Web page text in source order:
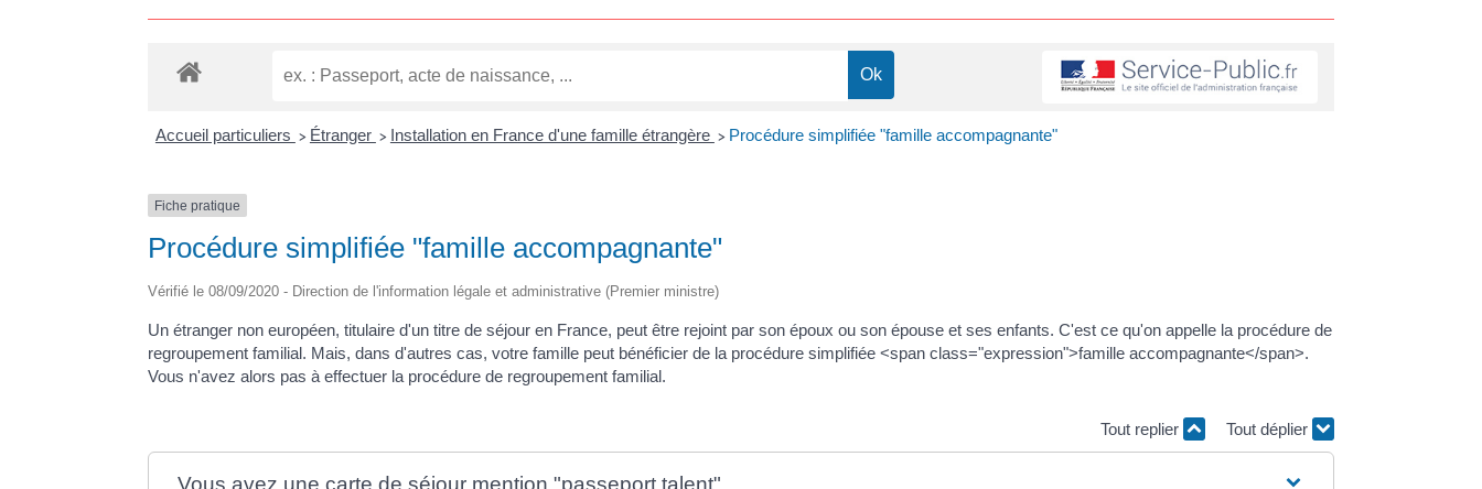
Accueil particuliers > Étranger > Installation en France d'une famille étrangère > Procédure simplifiée "famille accompagnante"
Fiche pratique
Procédure simplifiée "famille accompagnante"
Vérifié le 08/09/2020 - Direction de l'information légale et administrative (Premier ministre)
Un étranger non européen, titulaire d'un titre de séjour en France, peut être rejoint par son époux ou son épouse et ses enfants. C'est ce qu'on appelle la procédure de
regroupement familial. Mais, dans d'autres cas, votre famille peut bénéficier de la procédure simplifiée <span class="expression">famille accompagnante</span>.
Vous n'avez alors pas à effectuer la procédure de regroupement familial.
Tout replier Tout déplier
Vous avez une carte de séjour mention "passeport talent"